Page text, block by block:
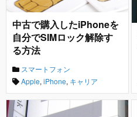
中古で購入したiPhoneを
自分でSIMロック解除す
る方法
スマートフォン
Apple,iPhone, キャリア